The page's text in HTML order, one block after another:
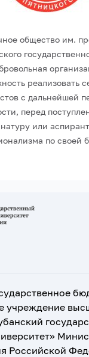
общество им.
реализовать
с дальнейшей
перед
или
по своей
учреждение
Российской